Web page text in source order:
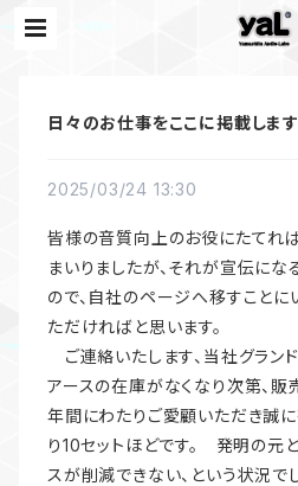
日々のお仕事をここに掲載します
2025/03/24 13:30
皆様の音質向上のお役にたてれ
まいりましたが、それが宣伝に
ので、自社のページへ移すことに
ただければと思います。
ご連絡いたします、当社グラン
アースの在庫がなくなり次第、販
年間にわたりご愛顧いただき誠
り10セットほどです。 発明の元
スが削減できない、という状況で